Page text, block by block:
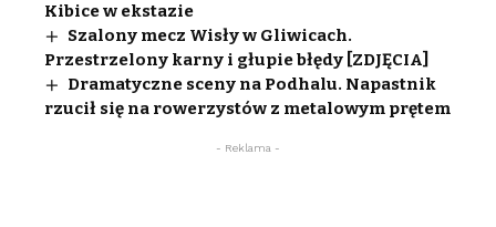
Kibice w ekstazie
Szalony mecz Wisły w Gliwicach.
Przestrzelony karny i głupie błędy [ZDJĘCIA]
Dramatyczne sceny na Podhalu. Napastnik
rzucił się na rowerzystów z metalowym prętem
- Reklama -